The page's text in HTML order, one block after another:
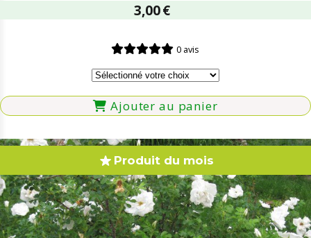
3,00€
0 avis
Ajouter au panier
Produit du mois